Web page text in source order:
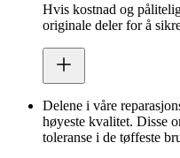
Hvis kostnad og
originale deler for å
Delene i våre
høyeste kvalitet. Disse
toleranse i de tøffeste